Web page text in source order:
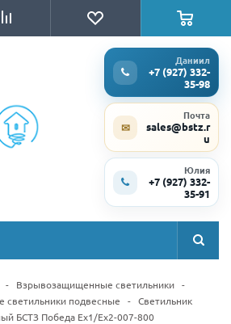
Даниил
+7 (927) 332-
35-98
✉
Почта
sales@bstz.r
u
Юлия
+7 (927) 332-
35-91
- Взрывозащищенные светильники -
подвесные
- Светильник
БСТЗ Победа Ex1/Ex2-007-800